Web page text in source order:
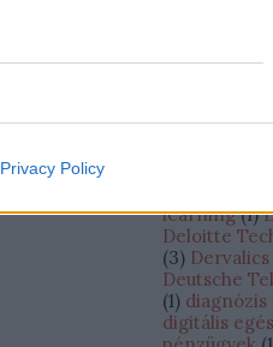
Privacy Policy
daganatos
DAMO
Biran (3)
learning (1)
Deloitte
(3) Dervalics
Deutsche
(1) diagnózis
digitális